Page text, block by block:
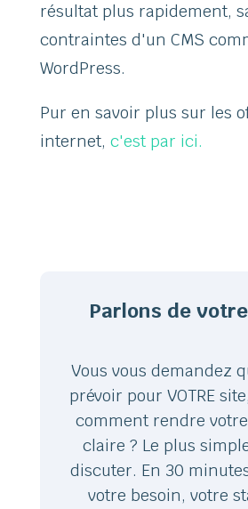
résultat plus rapidement,
contraintes d'un CMS
WordPress.
Pur en savoir plus sur les
internet, c'est par ici.
Parlons de
Vous vous demandez
prévoir pour VOTRE
comment rendre
claire ? Le plus
discuter. En 30
votre besoin, votre